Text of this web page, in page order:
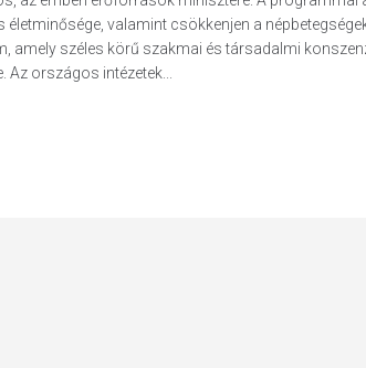
valamint csökkenjen a
amely széles körű szakmai és társadalmi
országos intézetek...